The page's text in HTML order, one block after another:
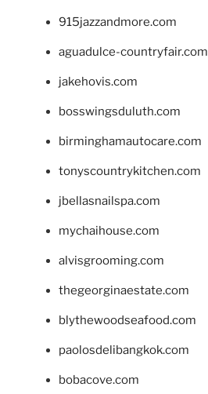
915jazzandmore.com
aguadulce-countryfair.com
jakehovis.com
bosswingsduluth.com
birminghamautocare.com
tonyscountrykitchen.com
jbellasnailspa.com
mychaihouse.com
alvisgrooming.com
thegeorginaestate.com
blythewoodseafood.com
paolosdelibangkok.com
bobacove.com